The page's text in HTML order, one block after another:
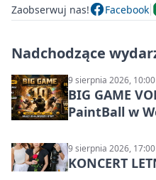
Zaobserwuj nas! Facebook
Nadchodzące
9 sierpnia 2026, 10:00
BIG GAME
PaintBall w
9 sierpnia 2026, 17:00
KONCERT